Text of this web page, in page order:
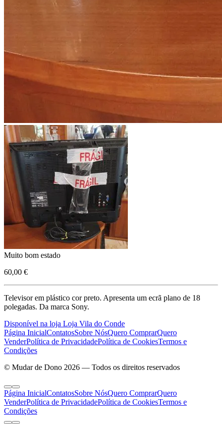
Muito bom estado
60,00 €
Televisor em plástico cor preto. Apresenta um ecrã plano de 18
polegadas. Da marca Sony.
Disponível na loja Loja Vila do Conde
Página InicialContatosSobre NósQuero ComprarQuero
VenderPolítica de PrivacidadePolítica de CookiesTermos e
Condições
© Mudar de Dono 2026 — Todos os direitos reservados
Página InicialContatosSobre NósQuero ComprarQuero
VenderPolítica de PrivacidadePolítica de CookiesTermos e
Condições